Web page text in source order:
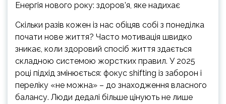
Енергія нового року: здоров’я, яке надихає
Скільки разів кожен із нас обіцяв собі з понеділка
почати нове життя? Часто мотивація швидко
зникає, коли здоровий спосіб життя здається
складною системою жорстких правил. У 2025
році підхід змінюється: фокус shifting із заборон і
переліку «не можна» – до знаходження власного
балансу. Люди дедалі більше цінують не лише